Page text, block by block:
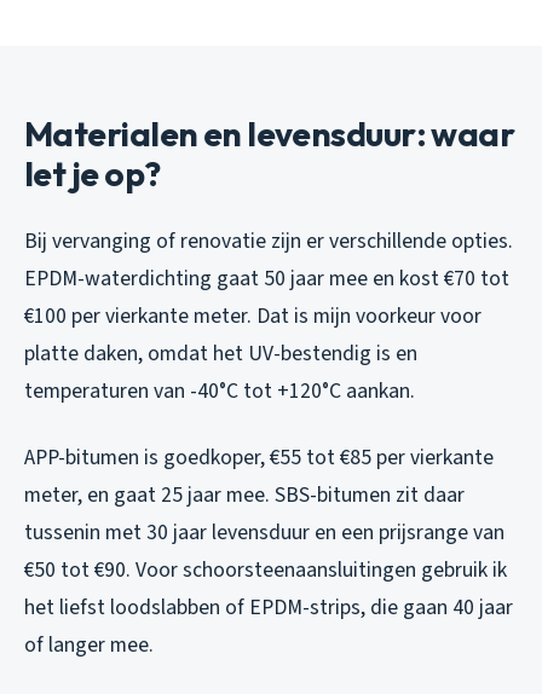
Materialen en levensduur: waar
let je op?
Bij vervanging of renovatie zijn er verschillende opties.
EPDM-waterdichting gaat 50 jaar mee en kost €70 tot
€100 per vierkante meter. Dat is mijn voorkeur voor
platte daken, omdat het UV-bestendig is en
temperaturen van -40°C tot +120°C aankan.
APP-bitumen is goedkoper, €55 tot €85 per vierkante
meter, en gaat 25 jaar mee. SBS-bitumen zit daar
tussenin met 30 jaar levensduur en een prijsrange van
€50 tot €90. Voor schoorsteenaansluitingen gebruik ik
het liefst loodslabben of EPDM-strips, die gaan 40 jaar
of langer mee.